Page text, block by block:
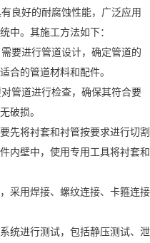
良好的耐腐蚀性能，广泛应用
中。其施工方法如下：
要进行管道设计，确定管道的
合的管道材料和配件。
管道进行检查，确保其符合要
破损。
先将衬套和衬管按要求进行切割
内壁中，使用专用工具将衬套和
采用焊接、螺纹连接、卡箍连接
统进行测试，包括静压测试、泄